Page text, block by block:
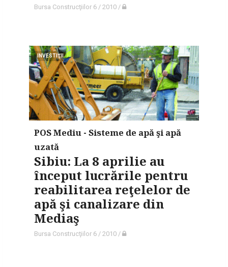
Bursa Construcţiilor 6 / 2010/
INVESTIŢII
POS Mediu - Sisteme de apă şi apă
uzată
Sibiu: La 8 aprilie au
început lucrările pentru
reabilitarea reţelelor de
apă şi canalizare din
Mediaş
Bursa Construcţiilor 6 / 2010/